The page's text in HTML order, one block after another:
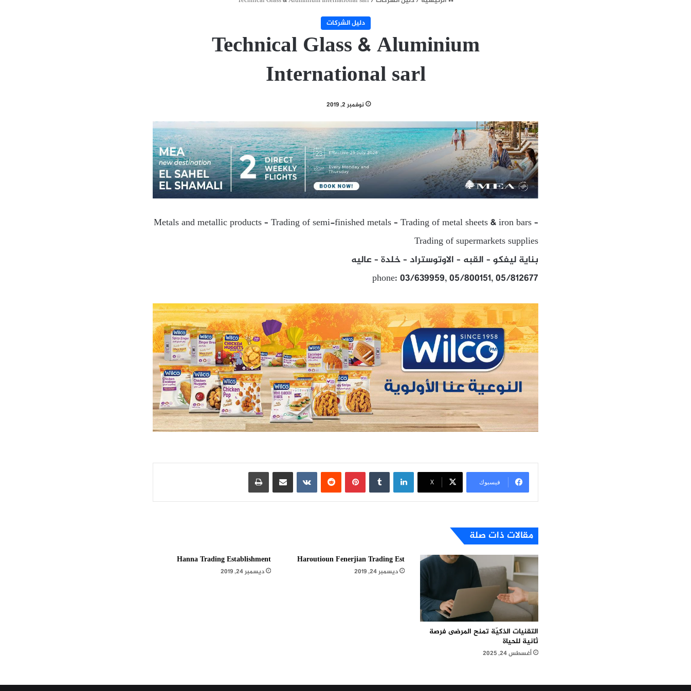
دليل الشركات
Technical Glass & Aluminium
International sarl
نوفمبر 2, 2019
Metals and metallic products – Trading of semi-finished metals – Trading of metal sheets & iron bars –
Trading of supermarkets supplies
بناية ليفكو – القبه – الاوتوستراد – خلدة – عاليه
phone: 03/639959, 05/800151, 05/812677
فيسبوك X
لينكدإن بينتيريست مشاركة عبر البريد طباعة
مقالات ذات صلة
التقنيات الذكيّة تمنح المرضى فرصة
ثانية للحياة
أغسطس 24, 2025
Haroutioun Fenerjian Trading Est
ديسمبر 24, 2019
Hanna Trading Establishment
ديسمبر 24, 2019